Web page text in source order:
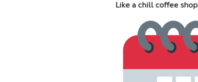
Like a chill coffee shop